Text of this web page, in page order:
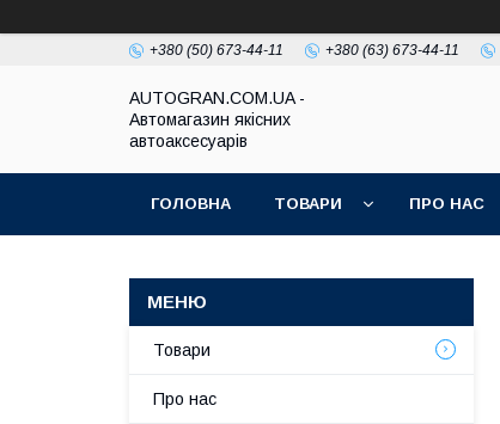
+380 (50) 673-44-11 +380 (63) 673-44-11
AUTOGRAN.COM.UA -
Автомагазин якісних
автоаксесуарів
ГОЛОВНА ТОВАРИ ПРО НАС
Товари
Про нас